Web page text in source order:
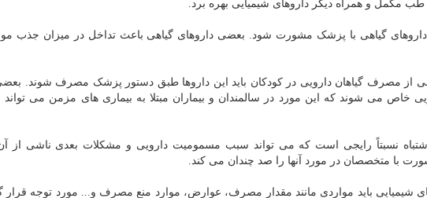
طب مکمل و همراه دیگر داروهای شیمیایی بهره برد.
داروهای گیاهی با پزشک مشورت شود. بعضی داروهای گیاهی باعث تداخل در میزان جذب
از مصرف گیاهان دارویی در کودکان باید این داروها طبق دستور پزشک مصرف شوند.
خاص می شوند که این مورد در سالمندان و بیماران مبتلا به بیماری های مزمن می
اشتباه نسبتاً رایجی است که می تواند سبب مسمومیت دارویی و مشکلات بعدی ناشی از
با متخصصان در مورد آنها را صد چندان می کند.
شیمیایی باید مواردی مانند مقدار مصرف، عوارض، موارد منع مصرف و... مورد توجه قرار